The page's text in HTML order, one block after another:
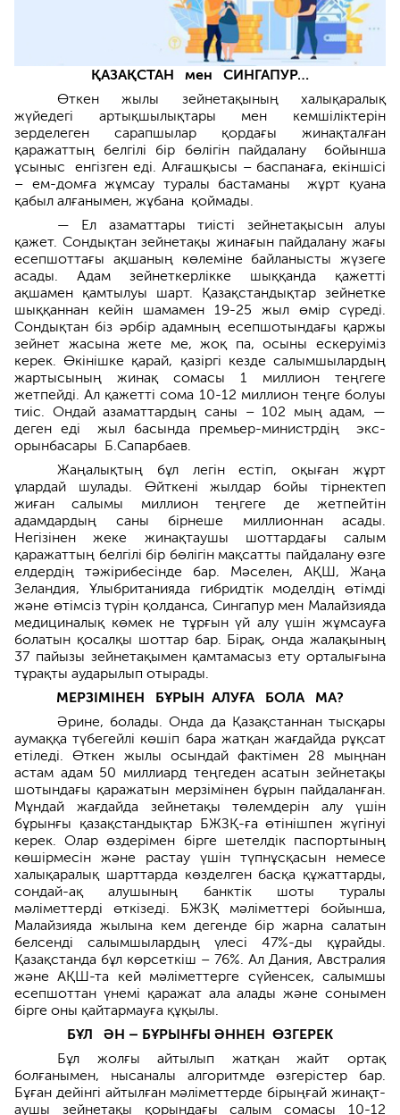
ҚАЗАҚСТАН мен СИНГАПУР…
Өткен жылы зейнетақының халықар­алық
жүйедегі артықшы­лықтары мен кемшіліктерін
зерделеген сарапшылар қордағы жинақтал­ған
қаражаттың белгілі бір бөлігін пайдалану бойынша
ұсыныс енгізген еді. Алғашқысы – баспанаға, екіншісі
– ем-домға жұмсау туралы бастаманы жұрт қуана
қабыл алға­нымен, жұбана қоймады.
— Ел азаматтары тиісті зейнет­ақысын алуы
қажет. Сондықтан зейнетақы жинағын пайдалану жағы
есепшоттағы ақшаның көлеміне байлан­ысты жүзеге
асады. Адам зейнеткерлікке шыққанда қажетті
ақшамен­ қамтылуы шарт. Қазақстандықтар зейнетке
шыққаннан кейін шамамен 19-25 жыл өмір сүреді.
Сондықтан біз әрбір адамның есеп­шотындағы қаржы
зейнет жасына жете ме, жоқ па, осыны ескеруіміз
керек­. Өкінішке қарай, қазіргі кезде салымшылардың
жартысының жинақ сомасы 1 миллион теңгеге
жетпейд­і. Ал қажетті сома 10-12 миллион теңге болуы
тиіс. Ондай азаматтардың саны – 102 мың адам, —
деген еді жыл басында премьер-министр­дің экс-
орынбасары Б.Сапарбаев.
Жаңалықтың бұл легін естіп, оқыған жұрт
ұлардай шулады. Өйткені жылдар бойы тірнектеп
жиған­ салымы миллион теңгеге де жетпейтін
адамдардың саны бірнеше миллионнан асады.
Негізінен жеке жинақтаушы шоттардағы салым
қаражаттың белгілі бір бөлігін мақсатты пайдалану өзге
елдердің тәжі­рибесінде бар. Мәселен, АҚШ, Жаңа
Зеландия, Ұлыбританияда гибридтік моделдің өтімді
және өтімсіз түрін қолданса, Сингапур мен Малайзияда
медициналық көмек не тұрғын үй алу үшін жұмсауға
болатын қосалқы шоттар бар. Бірақ, онда жалақының
37 пайызы зейнетақымен қамтамасыз ету орталығына
тұрақты аударылып отырады.
МЕРЗІМІНЕН БҰРЫН АЛУҒА БОЛА МА?
Әрине, болады. Онда да Қазақстаннан тысқары
аумаққа түбегейлі көшіп бара жатқан жағдайда рұқсат
етіледі. Өткен жылы осындай фактімен 28 мыңнан
астам адам 50 мил­лиард теңгеден асатын зейнетақы
шотын­дағы қаражатын мерзімінен бұрын пайдаланған.
Мұндай жағ­дайда зейнетақы төлемдерін алу үшін
бұрынғы қазақстандықтар БЖЗҚ-ға өтінішпен жүгінуі
керек. Олар өзде­рімен бірге шетелдік паспортының
көшірмесін және растау үшін түп­нұсқасын немесе
халықаралық шарт­тар­да көзделген басқа құжаттарды,
сондай-ақ алушының банктік шоты туралы
мәліметтерді өткізеді. БЖЗҚ мәліметтері бойынша,
Малайзияда жылына кем дегенде бір жарна салатын
белсенді салымшылардың үлесі 47%-ды құрайды.
Қазақстанда бұл көрсеткіш – 76%. Ал Дания, Австралия
және АҚШ-та кей мәліметтерге сүйенсек, салымшы
есепшоттан үнемі қаражат ала алады және сонымен
бірге оны қайтармауға құқылы.
БҰЛ ӘН – БҰРЫНҒЫ ӘННЕН ӨЗГЕРЕК
Бұл жолғы айтылып жатқан жайт ортақ
болғанымен, нысаналы алгоритмде өзгерістер бар.
Бұған дейінгі айтылған мәліметтерде бірыңғай жинақт­
аушы зейнетақы қорындағы салым сомасы 10-12